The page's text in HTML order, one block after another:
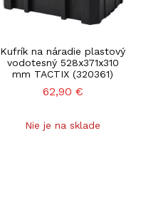
Kufrík na náradie plastový
vodotesný 528x371x310
mm TACTIX (320361)
62,90 €
Nie je na sklade